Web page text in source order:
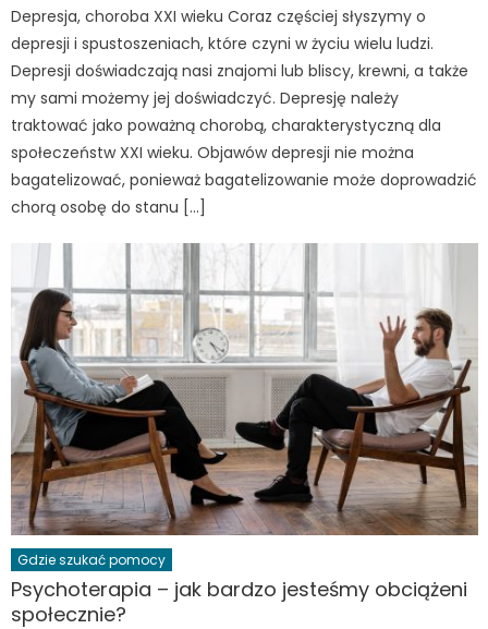
Depresja, choroba XXI wieku Coraz częściej słyszymy o
depresji i spustoszeniach, które czyni w życiu wielu ludzi.
Depresji doświadczają nasi znajomi lub bliscy, krewni, a także
my sami możemy jej doświadczyć. Depresję należy
traktować jako poważną chorobą, charakterystyczną dla
społeczeństw XXI wieku. Objawów depresji nie można
bagatelizować, ponieważ bagatelizowanie może doprowadzić
chorą osobę do stanu […]
Gdzie szukać pomocy
Psychoterapia – jak bardzo jesteśmy obciążeni
społecznie?